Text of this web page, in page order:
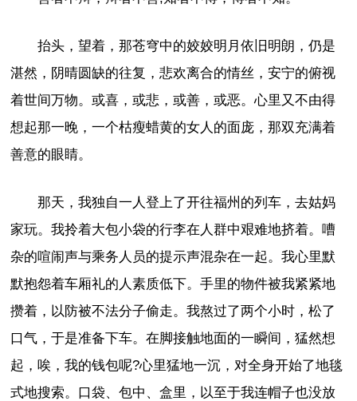
抬头，望着，那苍穹中的姣姣明月依旧明朗，仍是
湛然，阴晴圆缺的往复，悲欢离合的情丝，安宁的俯视
着世间万物。或喜，或悲，或善，或恶。心里又不由得
想起那一晚，一个枯瘦蜡黄的女人的面庞，那双充满着
善意的眼睛。
那天，我独自一人登上了开往福州的列车，去姑妈
家玩。我拎着大包小袋的行李在人群中艰难地挤着。嘈
杂的喧闹声与乘务人员的提示声混杂在一起。我心里默
默抱怨着车厢礼的人素质低下。手里的物件被我紧紧地
攒着，以防被不法分子偷走。我熬过了两个小时，松了
口气，于是准备下车。在脚接触地面的一瞬间，猛然想
起，唉，我的钱包呢?心里猛地一沉，对全身开始了地毯
式地搜索。口袋、包中、盒里，以至于我连帽子也没放